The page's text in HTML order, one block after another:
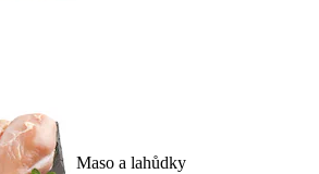
Maso a lahůdky